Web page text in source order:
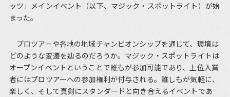
ッツ」メインイベント（以下、マジック・スポットライト）が始
まった。
プロツアーや各地の地域チャンピオンシップを通じて、環境は
どのような変遷を辿るのだろうか。マジック・スポットライトは
オープンイベントということで誰もが参加可能であり、上位入賞
者にはプロツアーへの参加権利が付与される。誰しもが気軽に、
楽しく、そして真剣にスタンダードと向き合えるイベントであ